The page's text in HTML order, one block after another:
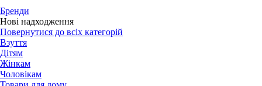
Бренди
Нові надходження
Повернутися до всіх категорій
Взуття
Дітям
Жінкам
Чоловікам